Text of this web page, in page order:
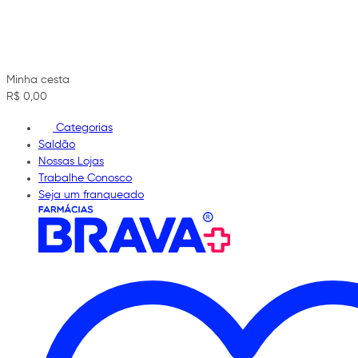
Minha cesta
R$ 0,00
Categorias
Saldão
Nossas Lojas
Trabalhe Conosco
Seja um franqueado